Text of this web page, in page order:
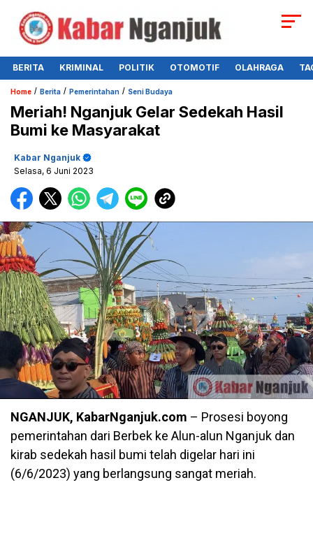
BERITA KRIMINAL POLITIK OTOMOTIF OLAHRAGA
Home / Berita / Pemerintahan / Seni Budaya
Meriah! Nganjuk Gelar Sedekah Hasil
Bumi ke Masyarakat
Kabar Nganjuk
Selasa, 6 Juni 2023
NGANJUK, KabarNganjuk.com – Prosesi boyong
pemerintahan dari Berbek ke Alun-alun Nganjuk dan
kirab sedekah hasil bumi telah digelar hari ini
(6/6/2023) yang berlangsung sangat meriah.